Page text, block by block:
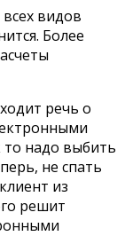
видов
Более
речь о
то надо выбить
не спать
из
решит